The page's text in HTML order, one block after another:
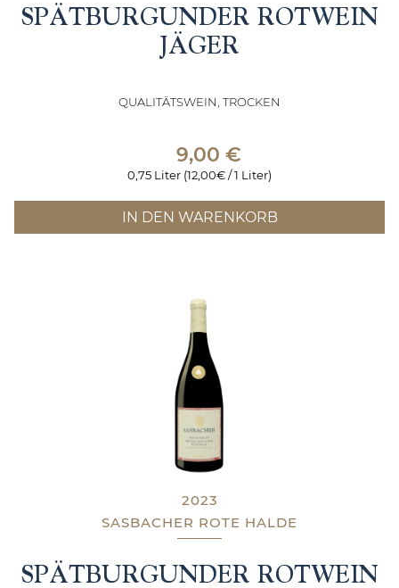
SPÄTBURGUNDER ROTWEIN
JÄGER
QUALITÄTSWEIN, TROCKEN
9,00 €
0,75 Liter (12,00€ / 1 Liter)
IN DEN WARENKORB
2023
SASBACHER ROTE HALDE
SPÄTBURGUNDER ROTWEIN